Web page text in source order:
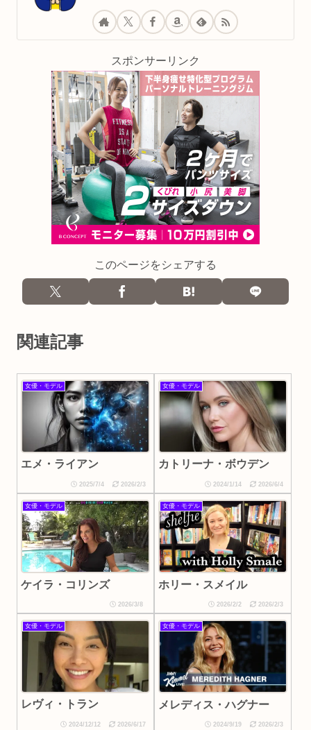
スポンサーリンク
このページをシェアする
関連記事
女優・モデル
エメ・ライアン
2025/7/4 2026/2/3
女優・モデル
カトリーナ・ボウデン
2024/1/14 2026/6/4
女優・モデル
ケイラ・コリンズ
2026/3/8
女優・モデル
ホリー・スメイル
2026/2/2 2026/2/3
女優・モデル
レヴィ・トラン
2024/12/12 2026/6/17
女優・モデル
メレディス・ハグナー
2024/9/19 2026/2/3